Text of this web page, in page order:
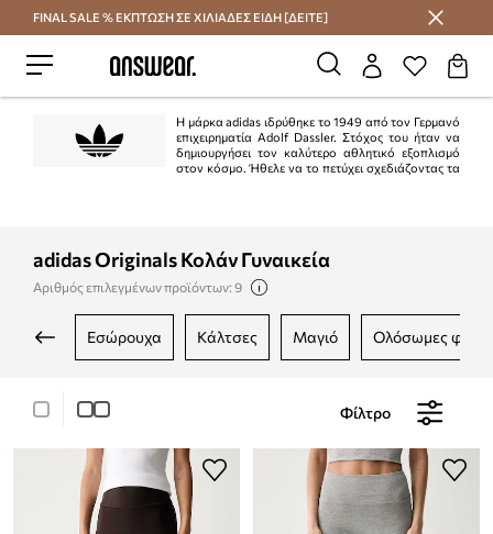
Εξοικονομήστε με το Answear Club
FINAL SALE % ΕΚΠΤΩΣΗ ΣΕ ΧΙΛΙΑΔΕΣ ΕΙΔΗ [ΔΕΙΤΕ]
Η μάρκα adidas ιδρύθηκε το 1949 από τον Γερμανό
επιχειρηματία Adolf Dassler. Στόχος του ήταν να
δημιουργήσει τον καλύτερο αθλητικό εξοπλισμό
στον κόσμο. Ήθελε να το πετύχει σχεδιάζοντας τα
adidas Originals Κολάν Γυναικεία
Αριθμός επιλεγμένων προϊόντων: 9
εσώρουχα κάλτσες μαγιό ολόσωμες
Φίλτρο